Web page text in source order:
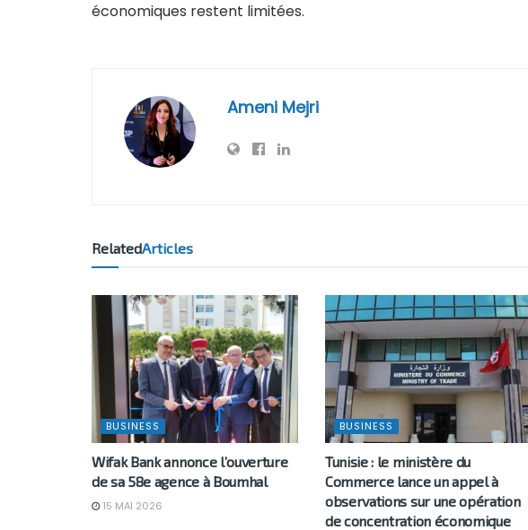
économiques restent limitées.
Ameni Mejri
RelatedArticles
BUSINESS
Wifak Bank annonce l’ouverture
de sa 58e agence à Boumhal
15 MAI 2026
BUSINESS
Tunisie : le ministère du
Commerce lance un appel à
observations sur une opération
de concentration économique